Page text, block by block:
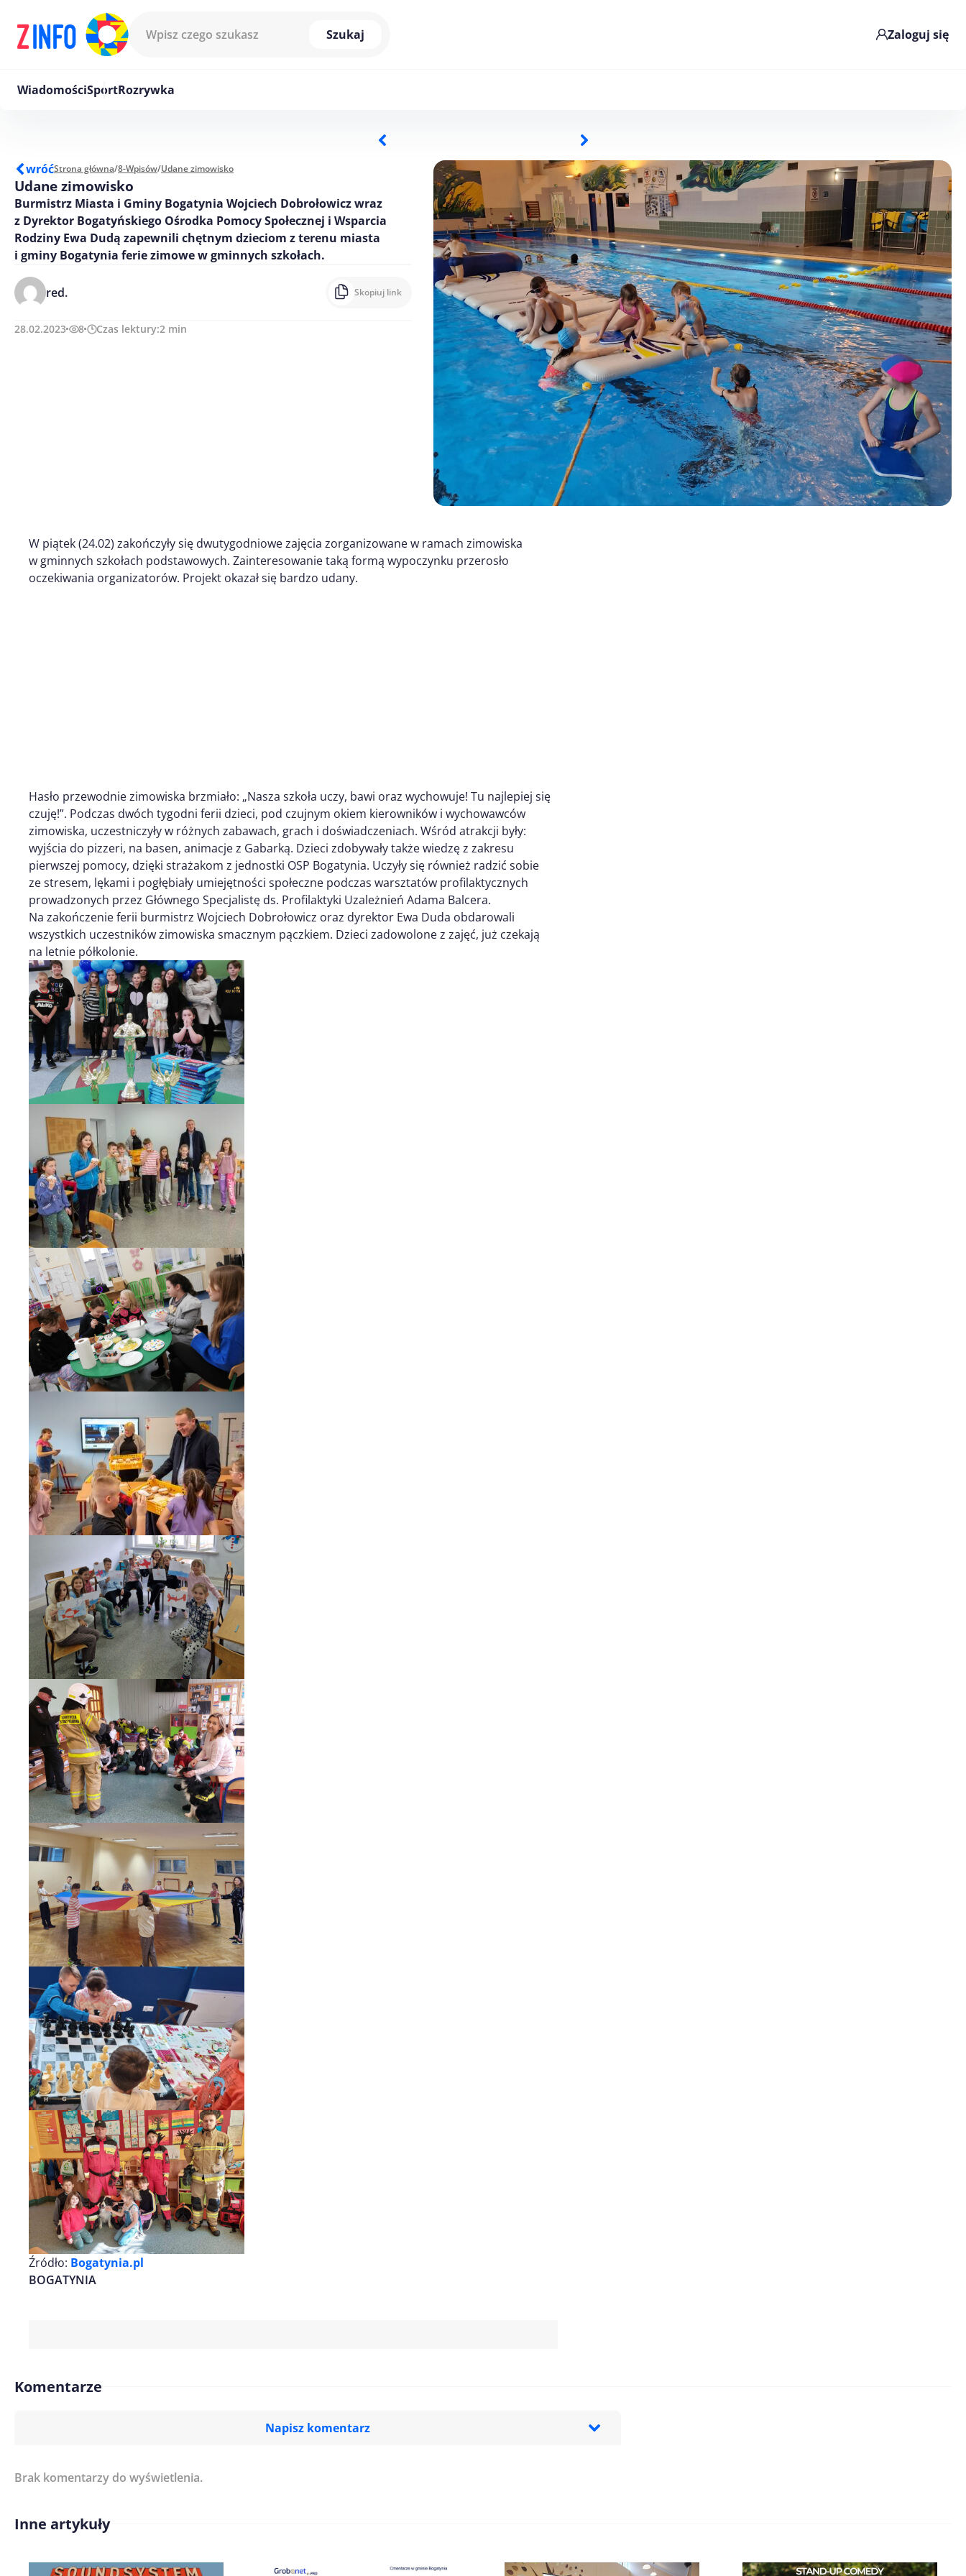
Szukaj
Zaloguj się
WiadomościSportRozrywka
wróćStrona główna/8-Wpisów/Udane zimowisko
Udane zimowisko
Burmistrz Miasta i Gminy Bogatynia Wojciech Dobrołowicz wraz
z Dyrektor Bogatyńskiego Ośrodka Pomocy Społecznej i Wsparcia
Rodziny Ewa Dudą zapewnili chętnym dzieciom z terenu miasta
i gminy Bogatynia ferie zimowe w gminnych szkołach.
red. Skopiuj link
28.02.2023 8 Czas lektury:2 min
W piątek (24.02) zakończyły się dwutygodniowe zajęcia zorganizowane w ramach zimowiska
w gminnych szkołach podstawowych. Zainteresowanie taką formą wypoczynku przerosło
oczekiwania organizatorów. Projekt okazał się bardzo udany.
Hasło przewodnie zimowiska brzmiało: „Nasza szkoła uczy, bawi oraz wychowuje! Tu najlepiej się
czuję!”. Podczas dwóch tygodni ferii dzieci, pod czujnym okiem kierowników i wychowawców
zimowiska, uczestniczyły w różnych zabawach, grach i doświadczeniach. Wśród atrakcji były:
wyjścia do pizzeri, na basen, animacje z Gabarką. Dzieci zdobywały także wiedzę z zakresu
pierwszej pomocy, dzięki strażakom z jednostki OSP Bogatynia. Uczyły się również radzić sobie
ze stresem, lękami i pogłębiały umiejętności społeczne podczas warsztatów profilaktycznych
prowadzonych przez Głównego Specjalistę ds. Profilaktyki Uzależnień Adama Balcera.
Na zakończenie ferii burmistrz Wojciech Dobrołowicz oraz dyrektor Ewa Duda obdarowali
wszystkich uczestników zimowiska smacznym pączkiem. Dzieci zadowolone z zajęć, już czekają
na letnie półkolonie.
Źródło: Bogatynia.pl
BOGATYNIA
Komentarze
Napisz komentarz
Imię/ Nick*
Brak komentarzy do wyświetlenia.
Inne artykuły